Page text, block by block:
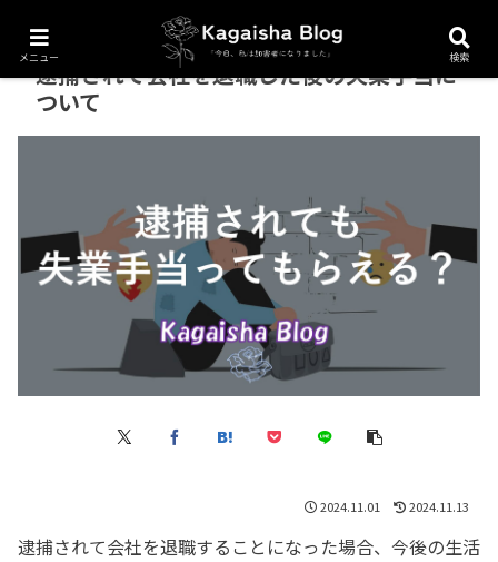
逮捕されて会社を退職した後の失業手当に
ついて
2024.11.01 2024.11.13
逮捕されて会社を退職することになった場合、今後の生活
メニュー 検索